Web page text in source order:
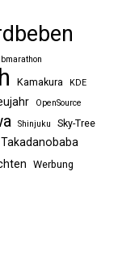
Kamakura KDE
OpenSource
Shinjuku Sky-Tree
Takadanobaba
Werbung